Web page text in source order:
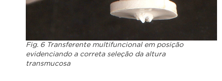
Fig. 6 Transferente multifuncional em posição
evidenciando a correta seleção da altura
transmucosa